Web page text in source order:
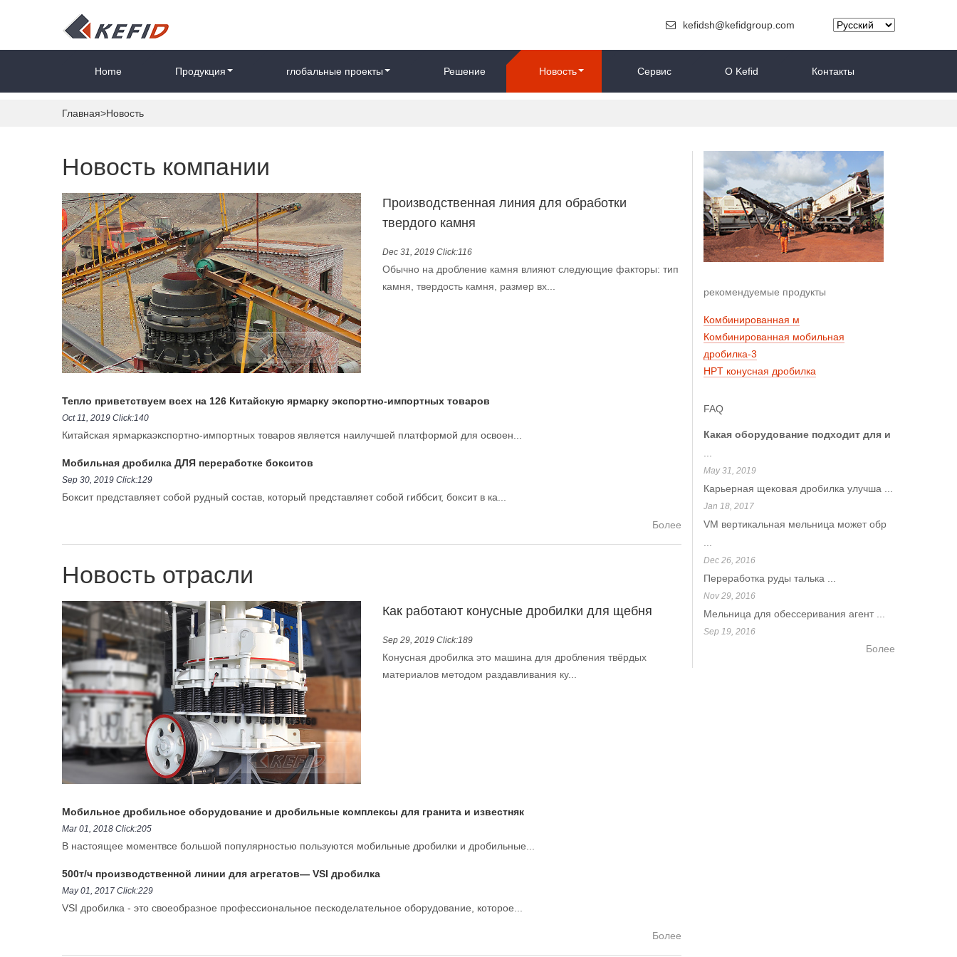
kefidsh@kefidgroup.com
Home Продукция глобальные проекты Решение Новость Сервис O Kefid Контакты
Главная>Новость
Новость компании
Производственная линия для обработки
твердого камня
Dec 31, 2019 Click:116
Обычно на дробление камня влияют следующие факторы: тип
камня, твердость камня, размер вх...
Тепло приветствуем всех на 126 Китайскую ярмарку экспортно-импортных товаров
Oct 11, 2019 Click:140
Китайская ярмаркаэкспортно-импортных товаров является наилучшей платформой для освоен...
Мобильная дробилка ДЛЯ переработке бокситов
Sep 30, 2019 Click:129
Боксит представляет собой рудный состав, который представляет собой гиббсит, боксит в ка...
Более
Новость отрасли
Как работают конусные дробилки для щебня
Sep 29, 2019 Click:189
Конусная дробилка это машина для дробления твёрдых
материалов методом раздавливания ку...
Мобильное дробильное оборудование и дробильные комплексы для гранита и известняк
Mar 01, 2018 Click:205
В настоящее моментвсе большой популярностью пользуются мобильные дробилки и дробильные...
500т/ч производственной линии для агрегатов— VSI дробилка
May 01, 2017 Click:229
VSI дробилка - это своеобразное профессиональное пескоделательное оборудование, которое...
Более
рекомендуемые продукты
Комбинированная м
Комбинированная мобильная
дробилка-3
HPT конусная дробилка
FAQ
Какая оборудование подходит для и
May 31, 2019
Карьерная щековая дробилка улучша
Jan 18, 2017
VM вертикальная мельница может обр
Dec 26, 2016
Переработка руды талька
Nov 29, 2016
Мельница для обессеривания агент...
Sep 19, 2016
Более